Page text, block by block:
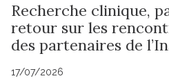
Recherche clinique,
retour sur les
des partenaires de
17/07/2026